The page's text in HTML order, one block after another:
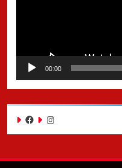
00:00
FacebookInstagram